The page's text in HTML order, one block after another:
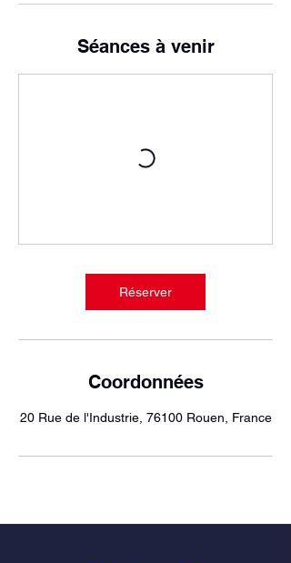
Séances à venir
Réserver
Coordonnées
20 Rue de l'Industrie, 76100 Rouen, France